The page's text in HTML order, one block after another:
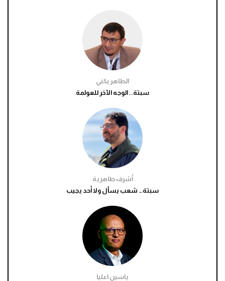
الطاهر بكني
سبتة.. الوجه الآخر للعولمة
أشرف طاهرية
سبتة… شعب يسأل ولا أحد يجيب
ياسين اعليا